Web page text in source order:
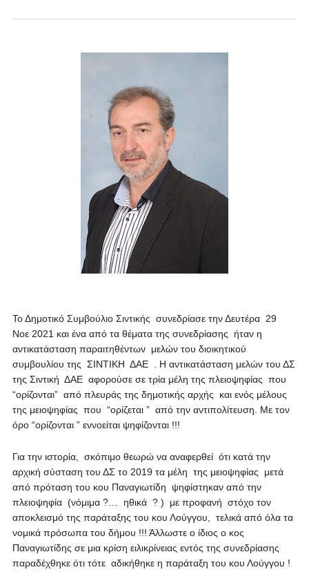
Το Δημοτικό Συμβούλιο Σιντικής συνεδρίασε την Δευτέρα 29
Νοε 2021 και ένα από τα θέματα της συνεδρίασης ήταν η
αντικατάσταση παραιτηθέντων μελών του διοικητικού
συμβουλίου της ΣΙΝΤΙΚΗ ΔΑΕ . Η αντικατάσταση μελών του ΔΣ
της Σιντική ΔΑΕ αφορούσε σε τρία μέλη της πλειοψηφίας που
“ορίζονται” από πλευράς της δημοτικής αρχής και ενός μέλους
της μειοψηφίας που “ορίζεται ” από την αντιπολίτευση. Με τον
όρο “ορίζονται ” εννοείται ψηφίζονται !!!
Για την ιστορία, σκόπιμο θεωρώ να αναφερθεί ότι κατά την
αρχική σύσταση του ΔΣ το 2019 τα μέλη της μειοψηφίας μετά
από πρόταση του κου Παναγιωτίδη ψηφίστηκαν από την
πλειοψηφία (νόμιμα ?… ηθικά ? ) με προφανή στόχο τον
αποκλεισμό της παράταξης του κου Λούγγου, τελικά από όλα τα
νομικά πρόσωπα του δήμου !!! Άλλωστε ο ίδιος ο κος
Παναγιωτίδης σε μια κρίση ειλικρίνειας εντός της συνεδρίασης
παραδέχθηκε ότι τότε αδικήθηκε η παράταξη του κου Λούγγου !